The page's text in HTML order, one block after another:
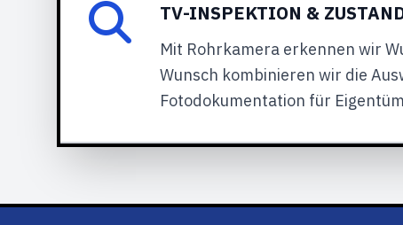
TV-INSPEKTION &
Mit Rohrkamera erkennen wir
Wunsch kombinieren wir die
Fotodokumentation für